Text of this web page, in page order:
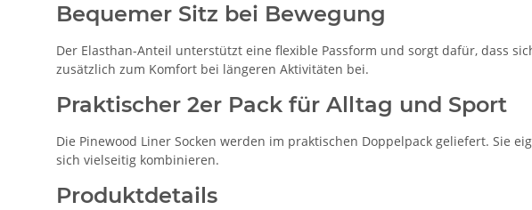
Bequemer Sitz bei Bewegung
Der Elasthan-Anteil unterstützt eine flexible Passform und sorgt dafür, dass
zusätzlich zum Komfort bei längeren Aktivitäten bei.
Praktischer 2er Pack für Alltag und Sport
Die Pinewood Liner Socken werden im praktischen Doppelpack geliefert. Sie
sich vielseitig kombinieren.
Produktdetails